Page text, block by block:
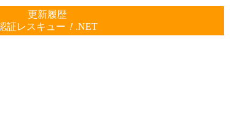
更新履歴
証レスキュー ！ .NET